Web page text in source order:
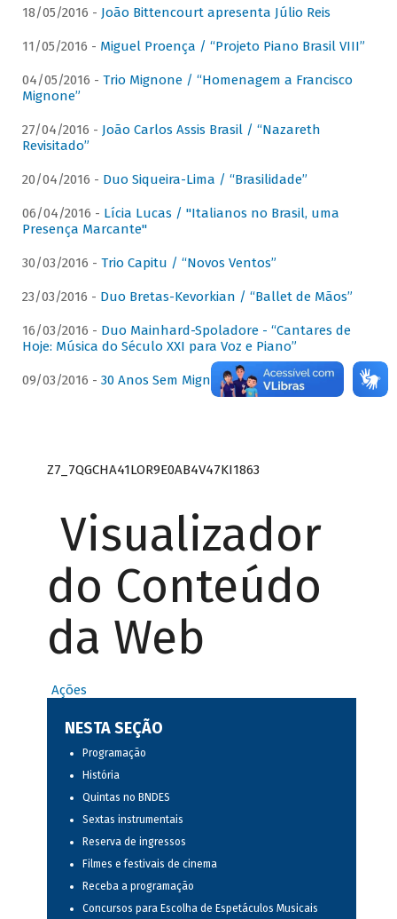
18/05/2016 - João Bittencourt apresenta Júlio Reis
11/05/2016 - Miguel Proença / “Projeto Piano Brasil VIII”
04/05/2016 - Trio Mignone / “Homenagem a Francisco
Mignone”
27/04/2016 - João Carlos Assis Brasil / “Nazareth
Revisitado”
20/04/2016 - Duo Siqueira-Lima / “Brasilidade”
06/04/2016 - Lícia Lucas / "Italianos no Brasil, uma
Presença Marcante"
30/03/2016 - Trio Capitu / “Novos Ventos”
23/03/2016 - Duo Bretas-Kevorkian / “Ballet de Mãos”
16/03/2016 - Duo Mainhard-Spoladore - “Cantares de
Hoje: Música do Século XXI para Voz e Piano”
09/03/2016 - 30 Anos Sem Mignone
Z7_7QGCHA41LOR9E0AB4V47KI1863
Visualizador
do Conteúdo
da Web
Ações
NESTA SEÇÃO
Programação
História
Quintas no BNDES
Sextas instrumentais
Reserva de ingressos
Filmes e festivais de cinema
Receba a programação
Concursos para Escolha de Espetáculos Musicais